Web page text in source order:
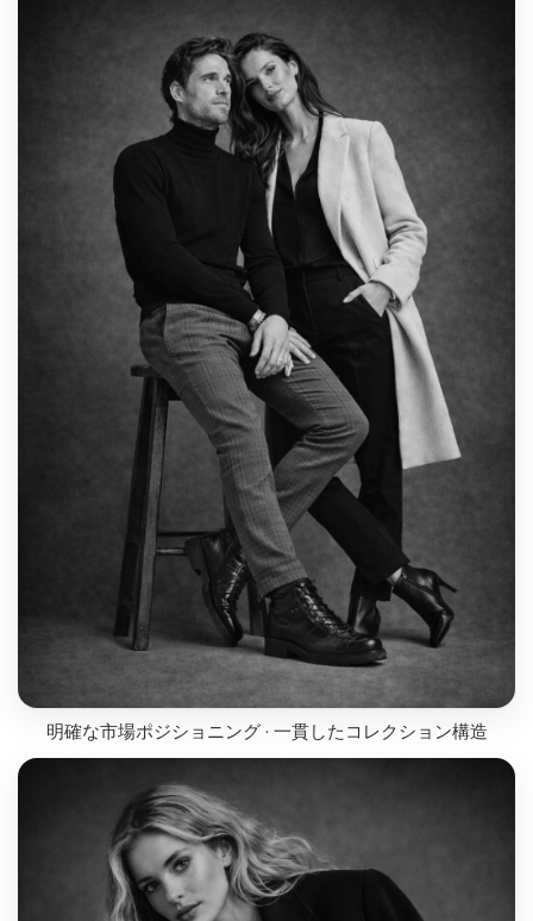
ライン
明確な市場ポジショニング · 一貫したコレクション構造